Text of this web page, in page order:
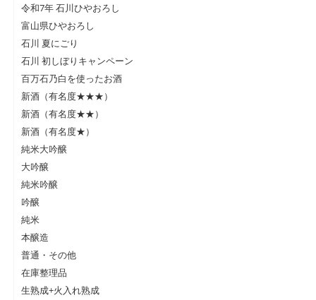
令和7年 石川ひやおろし
富山県ひやおろし
石川 夏にごり
石川 初しぼりキャンペーン
百万石乃白を使ったお酒
新酒（有名度★★★）
新酒（有名度★★）
新酒（有名度★）
純米大吟醸
大吟醸
純米吟醸
吟醸
純米
本醸造
普通・その他
在庫整理品
生熟成+火入れ熟成